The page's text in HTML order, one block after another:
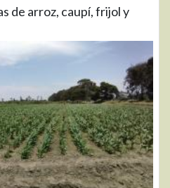
de arroz, caupí, frijol y